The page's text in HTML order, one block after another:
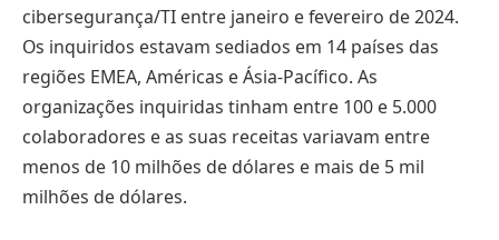
cibersegurança/TI entre janeiro e fevereiro de 2024.
Os inquiridos estavam sediados em 14 países das
regiões EMEA, Américas e Ásia-Pacífico. As
organizações inquiridas tinham entre 100 e 5.000
colaboradores e as suas receitas variavam entre
menos de 10 milhões de dólares e mais de 5 mil
milhões de dólares.